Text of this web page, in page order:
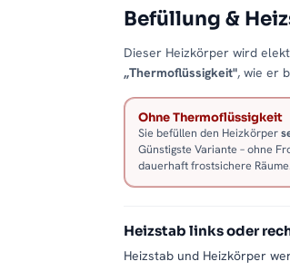
Befüllung &
Dieser Heizkörper wird
„Thermoflüssigkeit", wie er
Ohne Thermoflüssigkeit
Sie befüllen den Heizkörper
Günstigste Variante – ohne
dauerhaft frostsichere Räume.
Heizstab links oder
Heizstab und Heizkörper